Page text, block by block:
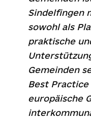
Sindelfingen
sowohl als
praktische
Gemeinden
Best
europäische